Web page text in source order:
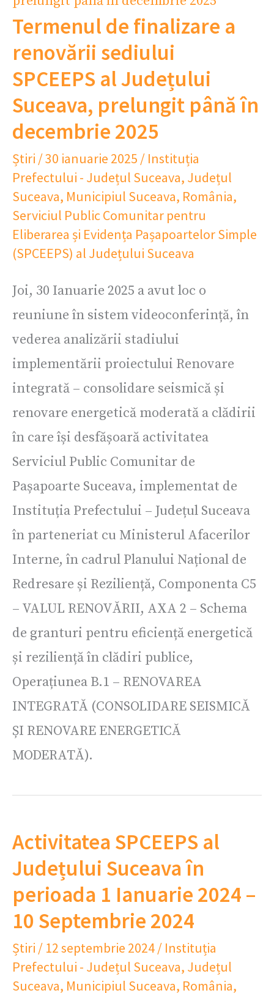
Termenul de finalizare a
renovării sediului
SPCEEPS al Județului
Suceava, prelungit până în
decembrie 2025
Știri /30 ianuarie 2025 / Instituția
Prefectului - Județul Suceava, Județul
Suceava, Municipiul Suceava, România,
Serviciul Public Comunitar pentru
Eliberarea și Evidența Pașapoartelor Simple
(SPCEEPS) al Județului Suceava
Joi, 30 Ianuarie 2025 a avut loc o
reuniune în sistem videoconferință, în
vederea analizării stadiului
implementării proiectului Renovare
integrată – consolidare seismică și
renovare energetică moderată a clădirii
în care își desfășoară activitatea
Serviciul Public Comunitar de
Pașapoarte Suceava, implementat de
Instituția Prefectului – Județul Suceava
în parteneriat cu Ministerul Afacerilor
Interne, în cadrul Planului Național de
Redresare și Reziliență, Componenta C5
– VALUL RENOVĂRII, AXA 2 – Schema
de granturi pentru eficiență energetică
și reziliență în clădiri publice,
Operațiunea B.1 – RENOVAREA
INTEGRATĂ (CONSOLIDARE SEISMICĂ
ȘI RENOVARE ENERGETICĂ
MODERATĂ).
Activitatea SPCEEPS al
Județului Suceava în
perioada 1 Ianuarie 2024 –
10 Septembrie 2024
Știri / 12 septembrie 2024/ Instituția
Prefectului - Județul Suceava, Județul
Suceava, Municipiul Suceava, România,